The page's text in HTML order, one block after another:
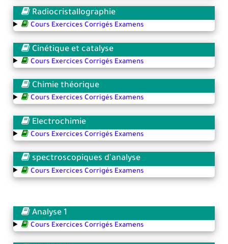
Radiocristallographie
Cours Exercices Corrigés Examens
Cinétique et catalyse
Cours Exercices Corrigés Examens
Chimie théorique
Cours Exercices Corrigés Examens
Electrochimie
Cours Exercices Corrigés Examens
spectroscopiques d'analyse
Cours Exercices Corrigés Examens
Analyse 1
Cours Exercices Corrigés Examens